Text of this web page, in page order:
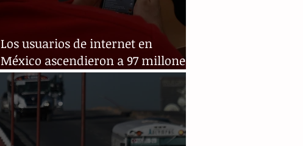
Los usuarios de internet en
México ascendieron a 97 millones
en 2023